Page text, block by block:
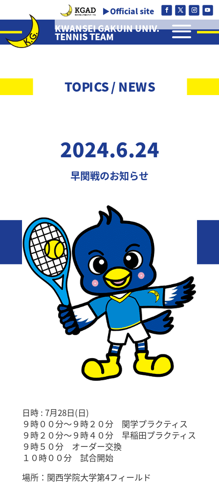
▶Official site
KWANSEI GAKUIN UNIV.
TENNIS TEAM a
TOPICS / NEWS
2024.6.24
早関戦のお知らせ
日時 : 7月28日(日)
９時００分〜９時２０分 関学プラクティス
９時２０分〜９時４０分 早稲田プラクティス
９時５０分 オーダー交換
‪１０時００分‬ 試合開始
場所：関西学院大学第4フィールド